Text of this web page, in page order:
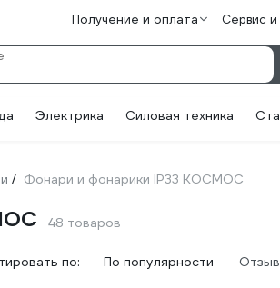
Получение и оплата Сервис
Электрика Силовая техника
/ Фонари и фонарики IP33 КОСМОС
48 товаров
по: По популярности